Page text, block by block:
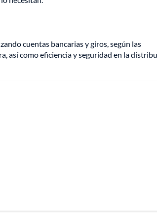
cuentas bancarias y giros, según las
así como eficiencia y seguridad en la